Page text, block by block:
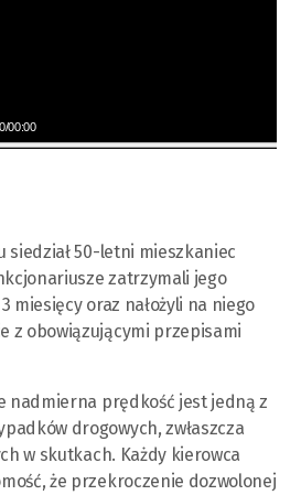
/00:00
siedział 50-letni mieszkaniec
zatrzymali jego
miesięcy oraz nałożyli na niego
z obowiązującymi przepisami
nadmierna prędkość jest jedną z
drogowych, zwłaszcza
w skutkach. Każdy kierowca
że przekroczenie dozwolonej